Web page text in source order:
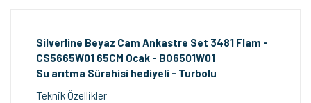
Silverline Beyaz Cam Ankastre Set 3481 Flam -
CS5665W01 65CM Ocak - BO6501W01
Su arıtma Sürahisi hediyeli - Turbolu
Teknik Özellikler